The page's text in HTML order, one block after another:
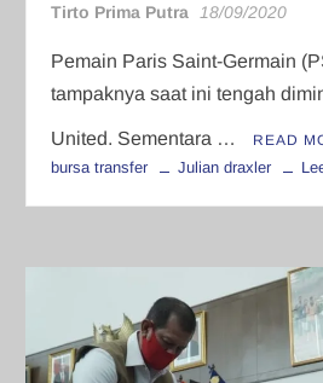
Tirto Prima Putra 18/09/2020
Pemain Paris Saint-Germain
tampaknya saat ini tengah
United. Sementara … READ
bursa transfer Julian draxler